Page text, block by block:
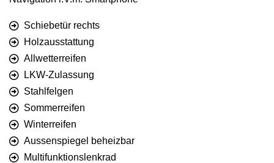
Schiebetür rechts
Holzausstattung
Allwetterreifen
LKW-Zulassung
Stahlfelgen
Sommerreifen
Winterreifen
Aussenspiegel beheizbar
Multifunktionslenkrad